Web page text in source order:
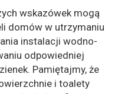
wskazówek mogą
domów w utrzymaniu
instalacji wodno-
odpowiedniej
Pamiętajmy, że
i toalety